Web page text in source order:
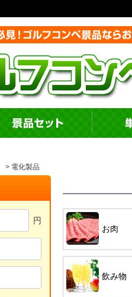
電化製品
円
お肉
飲み物